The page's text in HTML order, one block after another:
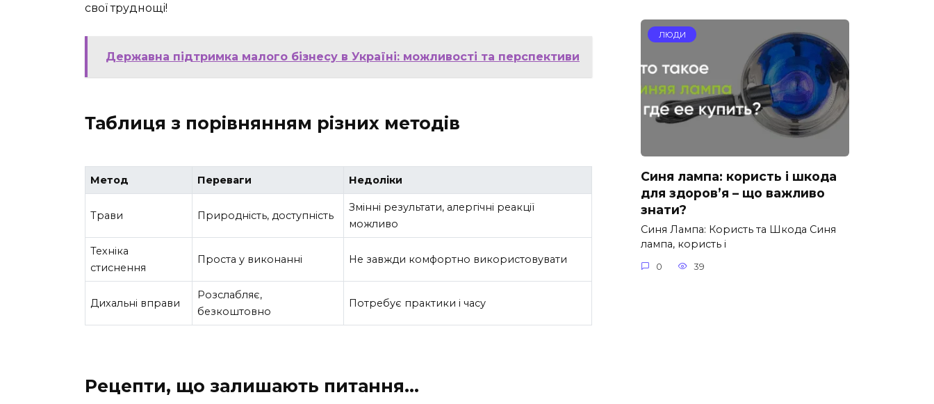
свої труднощі!
Державна підтримка малого бізнесу в Україні: можливості та перспективи
Таблиця з порівнянням різних методів
Метод Переваги Недоліки
Трави Природність, доступність
Змінні результати, алергічні реакції
можливо
Техніка
стиснення
Проста у виконанні Не завжди комфортно використовувати
Дихальні вправи
Розслабляє,
безкоштовно
Потребує практики і часу
Рецепти, що залишають питання…
ЛЮДИ
Синя лампа: користь і шкода
для здоров’я – що важливо
знати?
Синя Лампа: Користь та Шкода Синя
лампа, користь і
0 39